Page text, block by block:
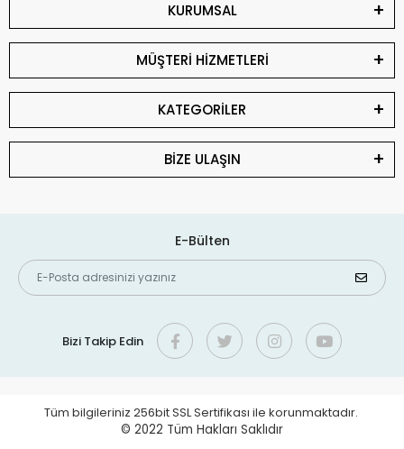
KURUMSAL
MÜŞTERİ HİZMETLERİ
KATEGORİLER
BİZE ULAŞIN
E-Bülten
Bizi Takip Edin
Tüm bilgileriniz 256bit SSL Sertifikası ile korunmaktadır.
© 2022 Tüm Hakları Saklıdır